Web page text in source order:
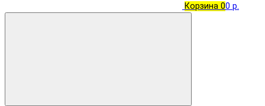
Корзина 00 р.